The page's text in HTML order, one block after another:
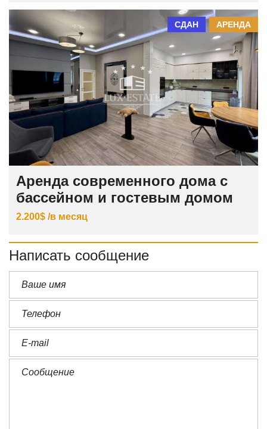
АРЕНДА
СДАН
Аренда современного дома с
бассейном и гостевым домом
2.200$ /в месяц
Написать сообщение